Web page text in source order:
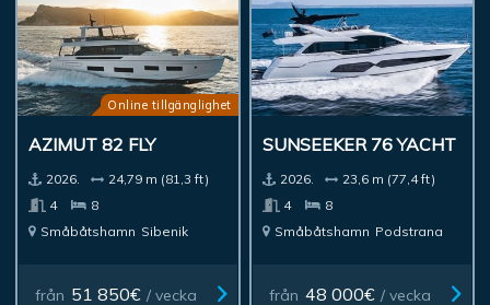
Online tillgänglighet
AZIMUT 82 FLY
2026.
24,79 m (81,3 ft)
4
8
Småbåtshamn Sibenik
från 51 850€ / vecka
SUNSEEKER 76 YACHT
2026.
23,6 m (77,4 ft)
4
8
Småbåtshamn Podstrana
från 48 000€ / vecka